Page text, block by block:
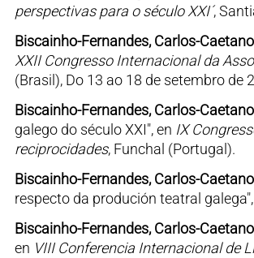
perspectivas para o século XXI´,
Biscainho-Fernandes, Carlos-Caetano
XXII Congresso Internacional da
(Brasil), Do 13 ao 18 de setembro de
Biscainho-Fernandes, Carlos-Caetano
galego do século XXI", en IX
reciprocidades, Funchal (Portugal).
Biscainho-Fernandes, Carlos-Caetano
respecto da produción teatral
Biscainho-Fernandes, Carlos-Caetano
en VIII Conferencia Internacional de